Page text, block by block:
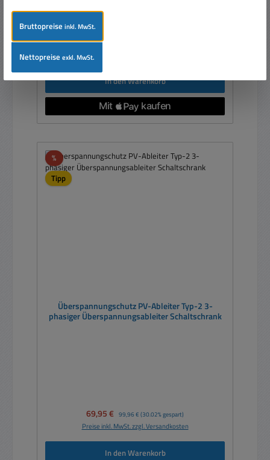
Verkaufspreis:
52,95 €
Preise inkl. MwSt. zzgl. Versandkosten
In den Warenkorb
%Rabatt
Tipp
Überspannungschutz PV-Ableiter Typ-2 3-
phasiger Überspannungsableiter Schaltschrank
Verkaufspreis:
69,95 € Regulärer Preis:
99,96 € (30.02% gespart)
Preise inkl. MwSt. zzgl. Versandkosten
In den Warenkorb
Bruttopreiseinkl. MwSt.
Nettopreiseexkl. MwSt.